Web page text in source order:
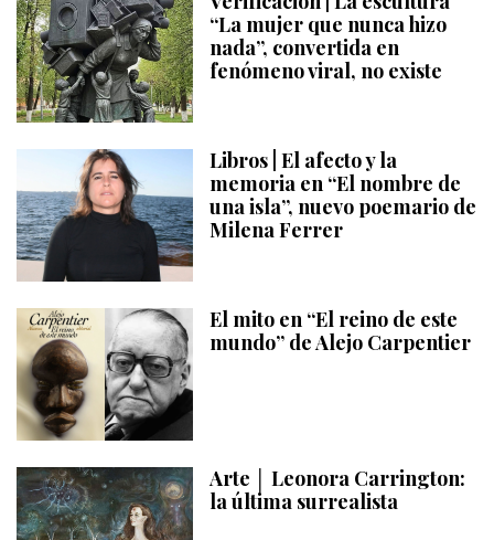
“La mujer que nunca hizo
nada”, convertida en
fenómeno viral, no existe
Libros | El afecto y la
memoria en “El nombre de
una isla”, nuevo poemario de
Milena Ferrer
El mito en “El reino de este
mundo” de Alejo Carpentier
Arte │ Leonora Carrington:
la última surrealista